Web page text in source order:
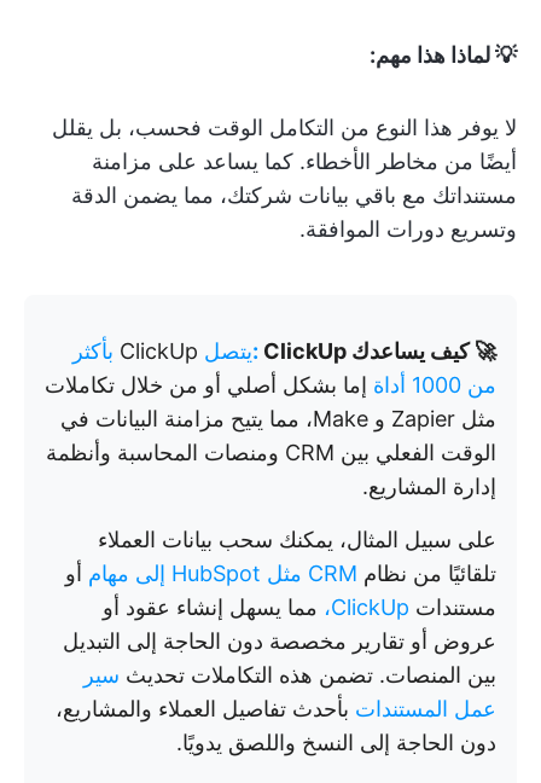
💡 لماذا هذا مهم:
لا يوفر هذا النوع من التكامل الوقت فحسب، بل يقلل
أيضًا من مخاطر الأخطاء. كما يساعد على مزامنة
مستنداتك مع باقي بيانات شركتك، مما يضمن الدقة
وتسريع دورات الموافقة.
🚀 كيف يساعدك ClickUp :يتصل
بأكثر
من 1000 أداة
إما بشكل أصلي أو من خلال تكاملات
مثل Zapier و Make، مما يتيح مزامنة البيانات في
الوقت الفعلي بين CRM ومنصات المحاسبة وأنظمة
إدارة المشاريع.
على سبيل المثال، يمكنك سحب بيانات العملاء
تلقائيًا من نظام CRM مثل HubSpot إلى مهام
أو
مستندات ClickUp،
مما يسهل إنشاء عقود أو
عروض أو تقارير مخصصة دون الحاجة إلى التبديل
بين المنصات. تضمن هذه التكاملات تحديث سير
عمل المستندات بأحدث تفاصيل العملاء والمشاريع،
دون الحاجة إلى النسخ واللصق يدويًا.